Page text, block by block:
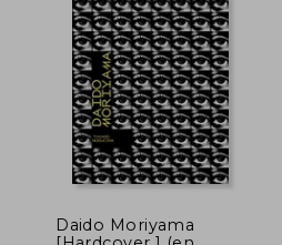
Daido Moriyama